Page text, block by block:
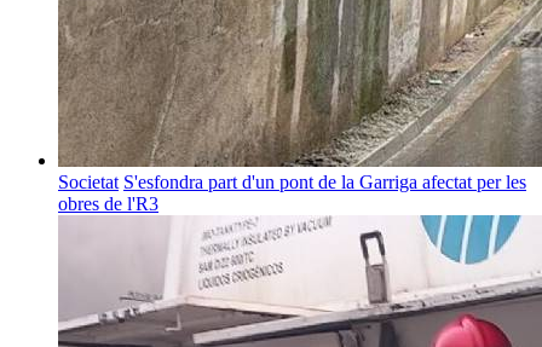
Societat S'esfondra part d'un pont de la Garriga afectat per les
obres de l'R3